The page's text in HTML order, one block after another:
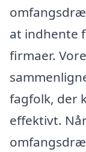
at indhente
firmaer.
fagfolk, der
effektivt.